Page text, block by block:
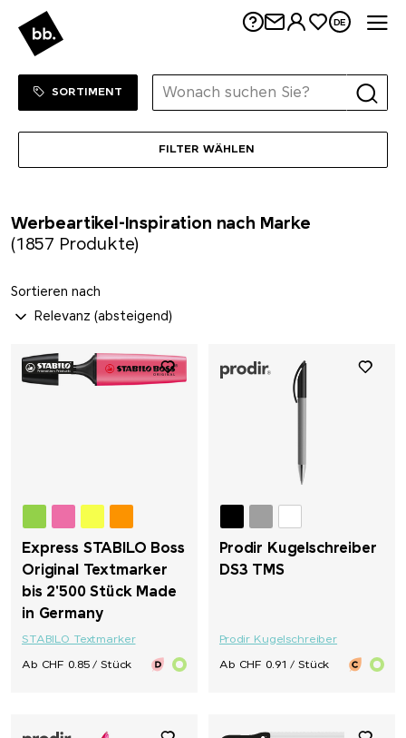
DE
ZUM SHOP
SORTIMENT
Werbeartikel-Inspiration nach Marke
(1857 Produkte)
FILTER WÄHLEN
Sortieren nach
Express STABILO Boss
Original Textmarker
bis 2'500 Stück Made
in Germany
STABILO Textmarker
Ab CHF 0.85 / Stück
Prodir Kugelschreiber
DS3 TMS
Prodir Kugelschreiber
Ab CHF 0.91 / Stück